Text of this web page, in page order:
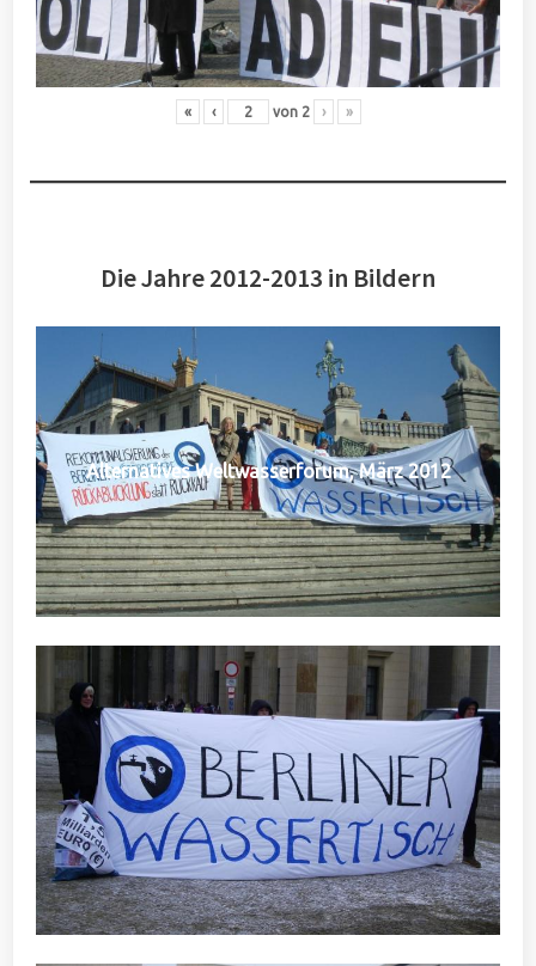
« ‹ von 2 › »
Die Jahre 2012-2013 in Bildern
Alternatives Weltwasserforum, März 2012